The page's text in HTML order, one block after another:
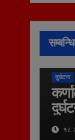
दुर्घटना
१८